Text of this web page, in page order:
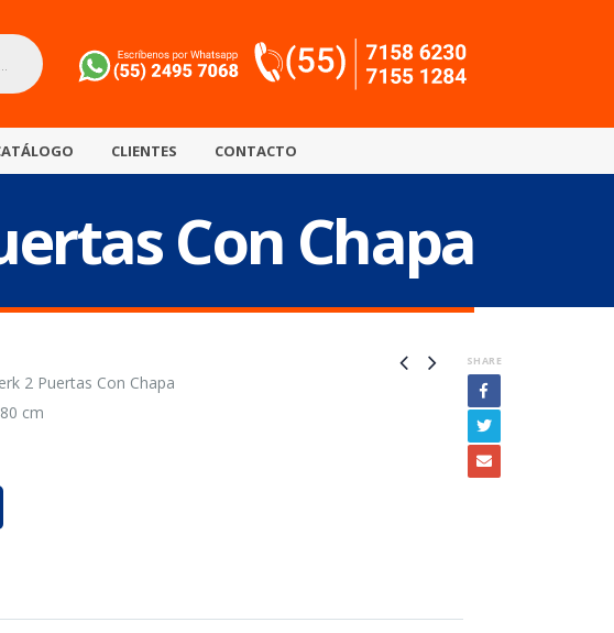
CLIENTES CONTACTO
Con Chapa
2 Puertas Con Chapa
cm
SHARE